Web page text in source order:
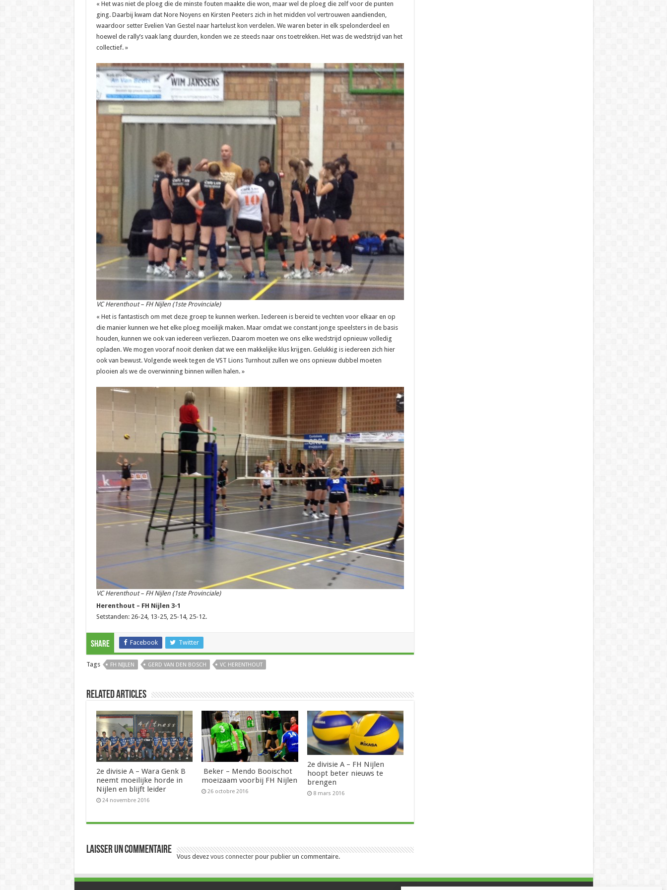
« Het was niet de ploeg die de minste fouten maakte die won, maar wel de ploeg die zelf voor de punten
ging. Daarbij kwam dat Nore Noyens en Kirsten Peeters zich in het midden vol vertrouwen aandienden,
waardoor setter Evelien Van Gestel naar hartelust kon verdelen. We waren beter in elk spelonderdeel en
hoewel de rally’s vaak lang duurden, konden we ze steeds naar ons toetrekken. Het was de wedstrijd van het
collectief. »
VC Herenthout – FH Nijlen (1ste Provinciale)
« Het is fantastisch om met deze groep te kunnen werken. Iedereen is bereid te vechten voor elkaar en op
die manier kunnen we het elke ploeg moeilijk maken. Maar omdat we constant jonge speelsters in de basis
houden, kunnen we ook van iedereen verliezen. Daarom moeten we ons elke wedstrijd opnieuw volledig
opladen. We mogen vooraf nooit denken dat we een makkelijke klus krijgen. Gelukkig is iedereen zich hier
ook van bewust. Volgende week tegen de VST Lions Turnhout zullen we ons opnieuw dubbel moeten
plooien als we de overwinning binnen willen halen. »
VC Herenthout – FH Nijlen (1ste Provinciale)
Herenthout – FH Nijlen 3-1
Setstanden: 26-24, 13-25, 25-14, 25-12.
Share Facebook Twitter
Tags FH NIJLEN GERD VAN DEN BOSCH VC HERENTHOUT
Related Articles
2e divisie A – Wara Genk B
neemt moeilijke horde in
Nijlen en blijft leider
24 novembre 2016
Beker – Mendo Booischot
moeizaam voorbij FH Nijlen
26 octobre 2016
2e divisie A – FH Nijlen
hoopt beter nieuws te
brengen
8 mars 2016
Laisser un commentaire
Vous devez vous connecterpour publier un commentaire.